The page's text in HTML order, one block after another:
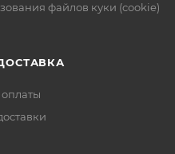
файлов куки (cookie)